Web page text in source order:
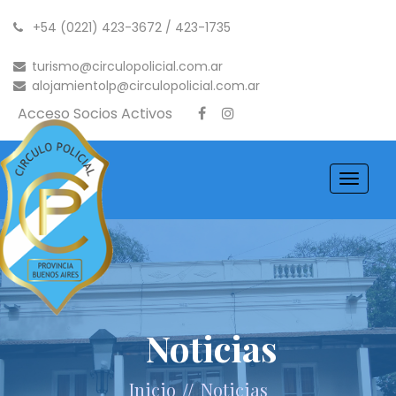
+54 (0221) 423-3672 / 423-1735
turismo@circulopolicial.com.ar
alojamientolp@circulopolicial.com.ar
Acceso Socios Activos
Toggle
Noticias
Inicio // Noticias